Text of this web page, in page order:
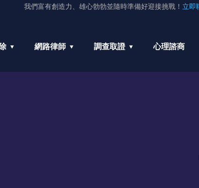
我們富有創造力、雄心勃勃並隨時準備好迎接挑戰！ 立即
網路律師 調查取證 心理諮商